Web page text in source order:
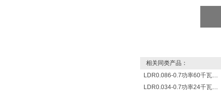
相关同类产品：
LDR0.086-0.7功率60千瓦蒸发量86公斤/小时电锅炉
LDR0.034-0.7功率24千瓦蒸发量34公斤/小时电蒸汽锅炉